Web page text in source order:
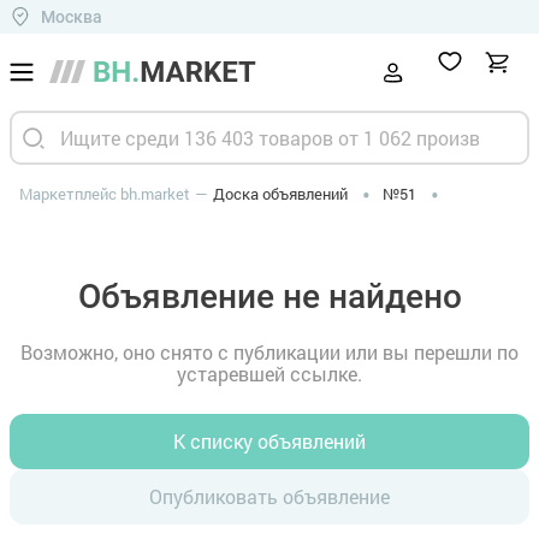
Москва
Маркетплейс bh.market Доска объявлений №51
Объявление не найдено
Возможно, оно снято с публикации или вы перешли по
устаревшей ссылке.
К списку объявлений
Опубликовать объявление